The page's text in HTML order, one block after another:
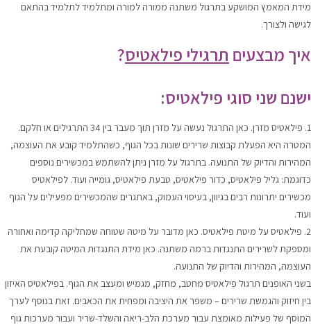
מידת המאמץ המושקע בתרגול משתנה ממורה למורה ומתלמיד לתלמיד בהתאם
לגישה ולצורך.
איך מבצעים תרגילי פילאטיס?
ישנם שני סוגי פילאטיס:
1. פילאטיס מזרן. כאן התרגול נעשה על מזרן תוך מעבר בין 34 התרגילים או חלקם.
המטרה היא הפעלת קבוצות שרירים שונות בכל הגוף, כשהתלמיד קובע את העוצמה,
המהירות והדיוק של התנועה. בתרגול על מזרן ניתן להשתמש במכשירים נוספים
כדוגמת: גליל פילאטיס, כדור פילאטיס, טבעת פילאטיס, גומייה ועוד. לפילאטיס
מכשירים יתרונות רבים בגיוון, בעיסוי העמוק, באתגרים שהמכשירים מפעילים על הגוף
ועוד.
2. פילאטיס על מיטת פילאטיס. כאן מדובר על מיטה שטוחה שמחליקה קדימה ואחורה
ומספקת לשרירים התנגדות ברמה משתנה. כאן מידת התנגדות המיטה קובעת את
העוצמה, המהירות והדיוק של התנועה.
בשני האופנים תרגול פילאטיס מחטב, מחזק, מגמיש ומעצב את הגוף. בפילאטיס האיזון
בין חיזוק והגמשת שרירים – משפר את היציבה ומפחית את הכאבים. זאת בנוסף לערך
המוסף של פעילות מאומצת עבור מערכת הלב-ריאה והשלד-שריר ועבור מערכות גוף